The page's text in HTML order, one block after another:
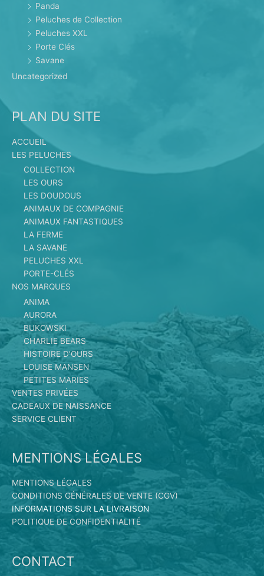
Panda
Peluches de Collection
Peluches XXL
Porte Clés
Savane
Uncategorized
PLAN DU SITE
ACCUEIL
LES PELUCHES
COLLECTION
LES OURS
LES DOUDOUS
ANIMAUX DE COMPAGNIE
ANIMAUX FANTASTIQUES
LA FERME
LA SAVANE
PELUCHES XXL
PORTE-CLÉS
NOS MARQUES
ANIMA
AURORA
BUKOWSKI
CHARLIE BEARS
HISTOIRE D’OURS
LOUISE MANSEN
PETITES MARIES
VENTES PRIVÉES
CADEAUX DE NAISSANCE
SERVICE CLIENT
MENTIONS LÉGALES
MENTIONS LÉGALES
CONDITIONS GÉNÉRALES DE VENTE (CGV)
INFORMATIONS SUR LA LIVRAISON
POLITIQUE DE CONFIDENTIALITÉ
CONTACT